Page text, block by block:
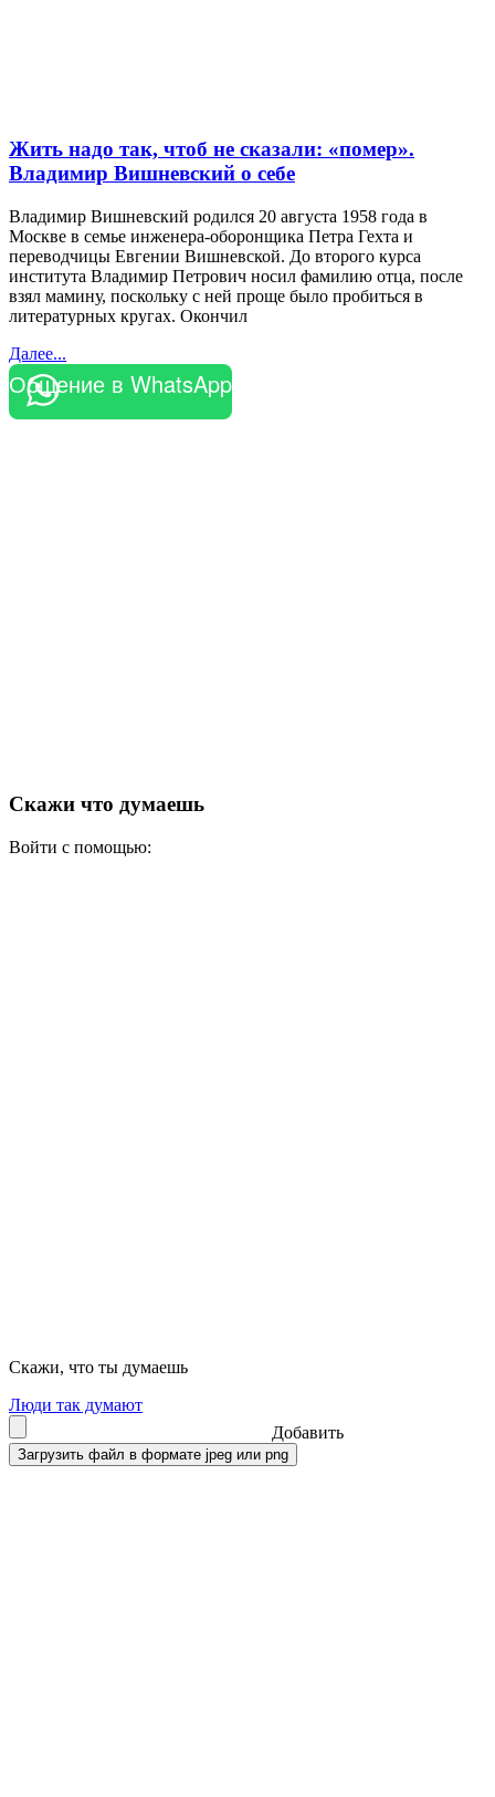
Жить надо так, чтоб не сказали: «помер».
Владимир Вишневский о себе
Владимир Вишневский родился 20 августа 1958 года в
Москве в семье инженера-оборонщика Петра Гехта и
переводчицы Евгении Вишневской. До второго курса
института Владимир Петрович носил фамилию отца, после
взял мамину, поскольку с ней проще было пробиться в
литературных кругах. Окончил
Далее...
Общение в WhatsApp
Скажи что думаешь
Войти с помощью:
Скажи, что ты думаешь
Люди так думают
Добавить